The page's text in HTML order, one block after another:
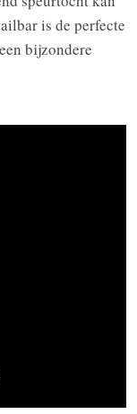
is de perfecte
bijzondere